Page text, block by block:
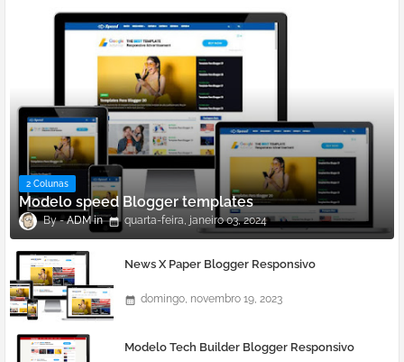
2 Colunas
Modelo speed Blogger templates
ADM quarta-feira, janeiro 03, 2024
News X Paper Blogger Responsivo
domingo, novembro 19, 2023
Modelo Tech Builder Blogger Responsivo